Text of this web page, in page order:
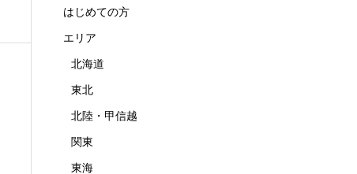
はじめての方
エリア
北海道
東北
北陸・甲信越
関東
東海